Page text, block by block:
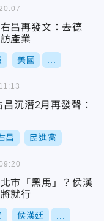
昌再發文：去德
產業
美國
沉潛2月再發聲：
昌 民進黨
市「黑馬」？侯漢
就行
侯漢廷